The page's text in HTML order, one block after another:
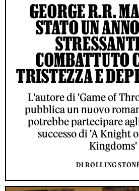
GEORGE R.R.
STATO UN
COMBATTUTO
TRISTEZZA E
L'autore di 'Game of
pubblica un nuovo
potrebbe partecipare
successo di 'A Knight
Kingdoms'
DI ROLLING